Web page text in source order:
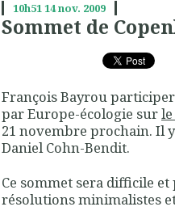
10h5114nov. 2009
Sommet de
François Bayrou
par Europe-écologie sur
21 novembre prochain. Il
Daniel Cohn-Bendit.
Ce sommet sera difficile
résolutions minimalistes